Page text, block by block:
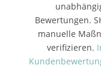
Bewertungen.
manuelle
verifizieren.